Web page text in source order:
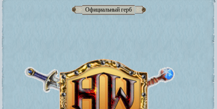
Официальный герб